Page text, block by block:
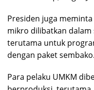
Presiden juga
mikro dilibatkan dalam
terutama untuk
dengan paket sembako.
Para pelaku UMKM